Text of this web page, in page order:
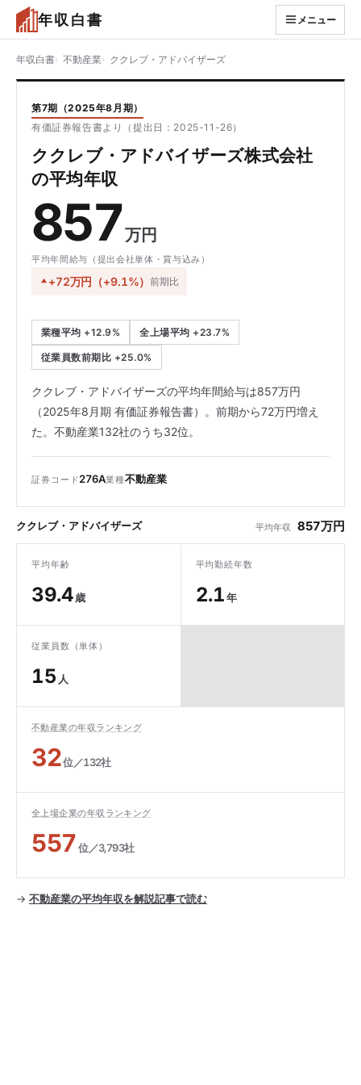
年収白書 メニュー
年収白書 不動産業 ククレブ・アドバイザーズ
第7期（2025年8月期）
有価証券報告書より（提出日：2025-11-26）
ククレブ・アドバイザーズ株式会社
の平均年収
857万円
平均年間給与（提出会社単体・賞与込み）
+72万円（+9.1%）前期比
業種平均 +12.9% 全上場平均 +23.7%
従業員数前期比 +25.0%
ククレブ・アドバイザーズの平均年間給与は857万円
（2025年8月期 有価証券報告書）。前期から72万円増え
た。不動産業132社のうち32位。
証券コード276A業種不動産業
ククレブ・アドバイザーズ 平均年収 857万円
平均年齢
39.4歳
平均勤続年数
2.1年
従業員数（単体）
15 人
不動産業の年収ランキング
32位／132社
全上場企業の年収ランキング
557位／3,793社
→ 不動産業の平均年収を解説記事で読む